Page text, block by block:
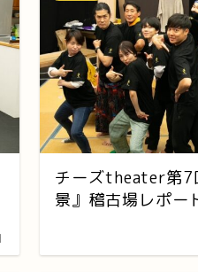
チーズtheater第7
景』稽古場レポー